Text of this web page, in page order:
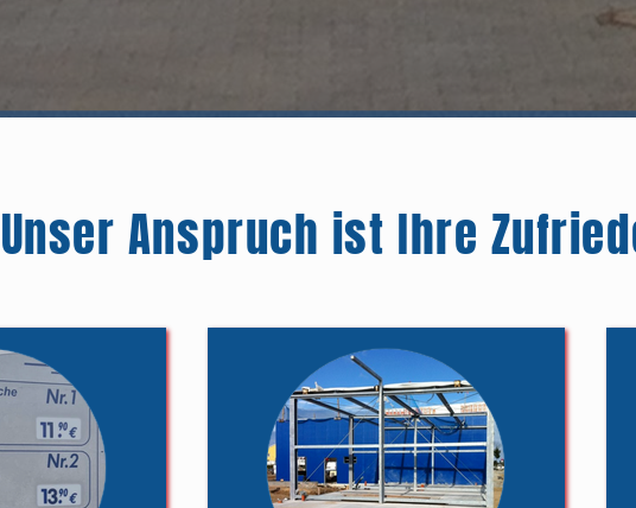
Unser Anspruch ist Ihre
Bauverlauf
Hier erhalten Sie aktuelle Bilder vom